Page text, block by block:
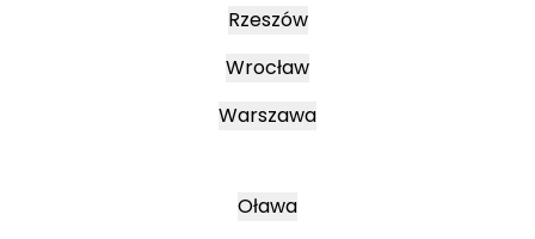
Rzeszów
Wrocław
Warszawa
Oława